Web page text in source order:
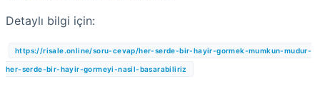
Detaylı bilgi için:
https://risale.online/soru-cevap/her-serde-bir-hayir-gormek-mumkun-mudur-
her-serde-bir-hayir-gormeyi-nasil-basarabiliriz